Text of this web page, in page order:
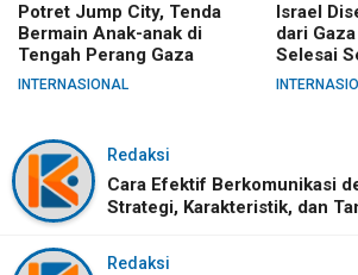
Potret Jump City, Tenda
Bermain Anak-anak di
Tengah Perang Gaza
INTERNASIONAL
Israel
dari
Selesai
Redaksi
Cara Efektif Berkomunikasi
Strategi, Karakteristik, dan
Redaksi